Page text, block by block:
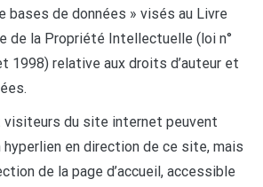
bases de données » visés au Livre
de la Propriété Intellectuelle (loi n°
1998) relative aux droits d’auteur et
du site internet peuvent
en direction de ce site, mais
de la page d’accueil, accessible